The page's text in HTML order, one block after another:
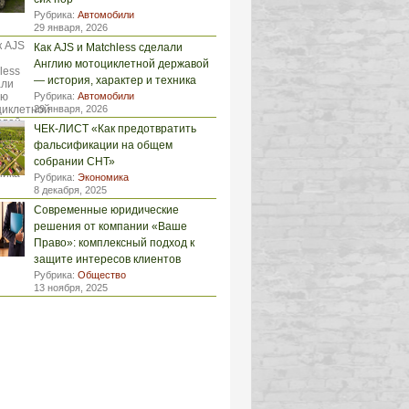
Рубрика: Автомобили
29 января, 2026
Как AJS и Matchless сделали
Англию мотоциклетной державой
— история, характер и техника
Рубрика: Автомобили
29 января, 2026
ЧЕК-ЛИСТ «Как предотвратить
фальсификации на общем
собрании СНТ»
Рубрика: Экономика
8 декабря, 2025
Современные юридические
решения от компании «Ваше
Право»: комплексный подход к
защите интересов клиентов
Рубрика: Общество
13 ноября, 2025